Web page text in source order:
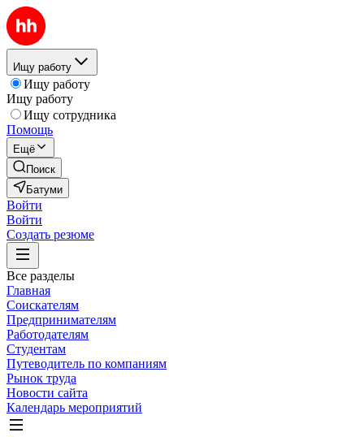
Ищу работу
Ищу работу
Ищу работу
Ищу сотрудника
Помощь
Ещё
Поиск
Батуми
Войти
Войти
Создать резюме
Все разделы
Главная
Соискателям
Предпринимателям
Работодателям
Студентам
Путеводитель по компаниям
Рынок труда
Новости сайта
Календарь мероприятий